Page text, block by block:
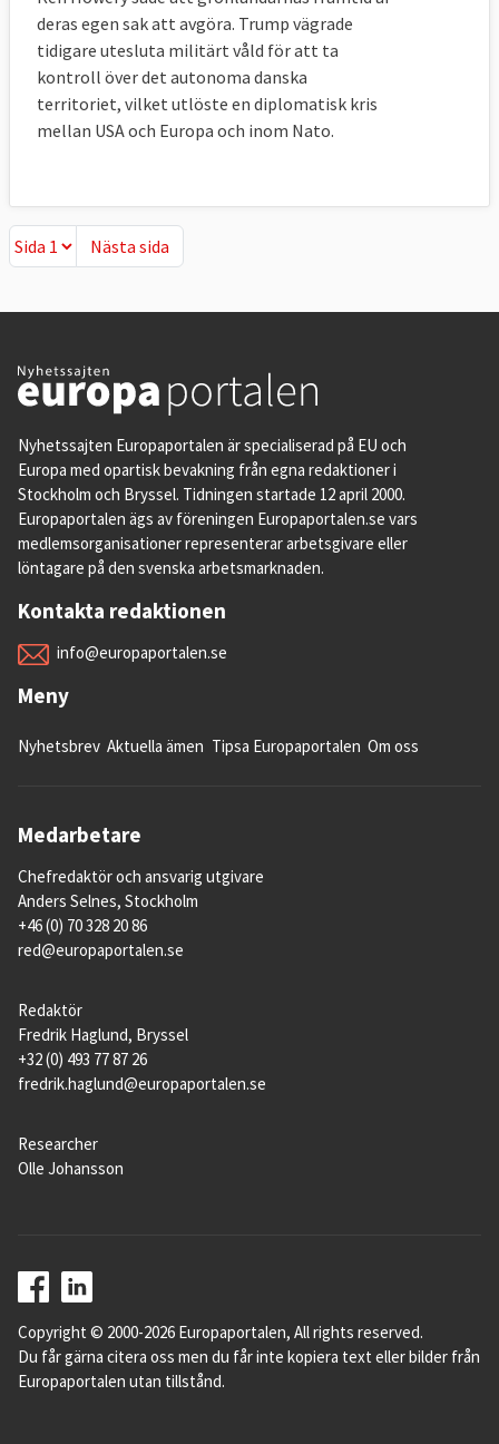
deras egen sak att avgöra. Trump vägrade
tidigare utesluta militärt våld för att ta
kontroll över det autonoma danska
territoriet, vilket utlöste en diplomatisk kris
mellan USA och Europa och inom Nato.
Nästa sida
Nästa sida
Nyhetssajten Europaportalen är specialiserad på EU och
Europa med opartisk bevakning från egna redaktioner i
Stockholm och Bryssel. Tidningen startade 12 april 2000.
Europaportalen ägs av föreningen Europaportalen.se vars
medlemsorganisationer representerar arbetsgivare eller
löntagare på den svenska arbetsmarknaden.
Kontakta redaktionen
info@europaportalen.se
Meny
Nyhetsbrev Aktuella ämen Tipsa Europaportalen Om oss
Medarbetare
Chefredaktör och ansvarig utgivare
Anders Selnes, Stockholm
+46 (0) 70 328 20 86
red@europaportalen.se
Redaktör
Fredrik Haglund, Bryssel
+32 (0) 493 77 87 26
fredrik.haglund@europaportalen.se
Researcher
Olle Johansson
Copyright © 2000-2026 Europaportalen, All rights reserved.
Du får gärna citera oss men du får inte kopiera text eller bilder från
Europaportalen utan tillstånd.